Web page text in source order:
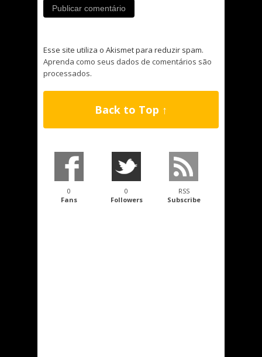
Esse site utiliza o Akismet para reduzir spam.
Aprenda como seus dados de comentários são
processados.
Back to Top ↑
0
Fans
0
Followers
RSS
Subscribe